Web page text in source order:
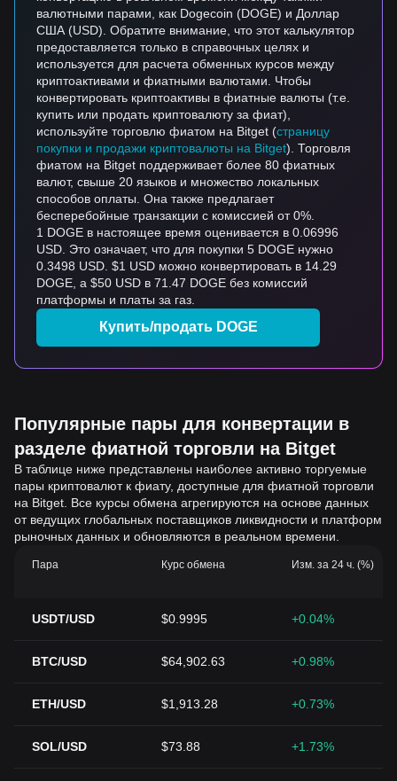
валютными парами, как Dogecoin (DOGE) и Доллар
США (USD). Обратите внимание, что этот калькулятор
предоставляется только в справочных целях и
используется для расчета обменных курсов между
криптоактивами и фиатными валютами. Чтобы
конвертировать криптоактивы в фиатные валюты (т.е.
купить или продать криптовалюту за фиат),
используйте торговлю фиатом на Bitget (страницу
покупки и продажи криптовалюты на Bitget). Торговля
фиатом на Bitget поддерживает более 80 фиатных
валют, свыше 20 языков и множество локальных
способов оплаты. Она также предлагает
бесперебойные транзакции с комиссией от 0%.
1 DOGE в настоящее время оценивается в 0.06996
USD. Это означает, что для покупки 5 DOGE нужно
0.3498 USD. $1 USD можно конвертировать в 14.29
DOGE, а $50 USD в 71.47 DOGE без комиссий
платформы и платы за газ.
Купить/продать DOGE
Популярные пары для конвертации в
разделе фиатной торговли на Bitget
В таблице ниже представлены наиболее активно торгуемые
пары криптовалют к фиату, доступные для фиатной торговли
на Bitget. Все курсы обмена агрегируются на основе данных
от ведущих глобальных поставщиков ликвидности и платформ
рыночных данных и обновляются в реальном времени.
Пара Курс обмена Изм. за 24 ч. (%)
USDT/USD $0.9995 +0.04%
BTC/USD $64,902.63 +0.98%
ETH/USD $1,913.28 +0.73%
SOL/USD $73.88 +1.73%